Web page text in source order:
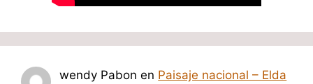
wendy Pabon en Paisaje nacional – Elda